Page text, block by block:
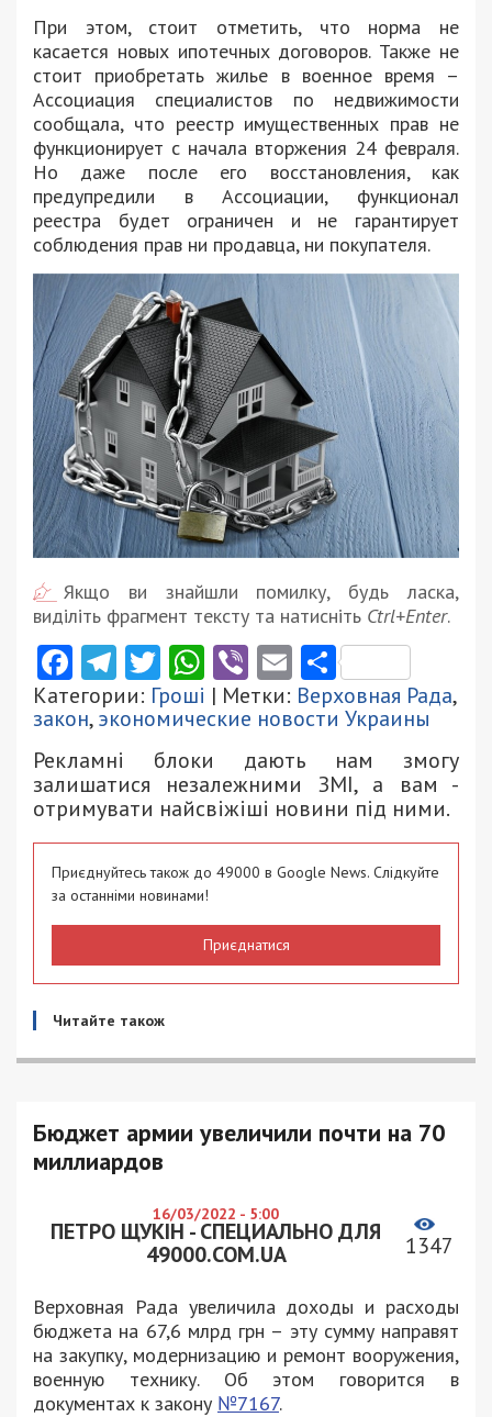
При этом, стоит отметить, что норма не
касается новых ипотечных договоров. Также не
стоит приобретать жилье в военное время –
Ассоциация специалистов по недвижимости
сообщала, что реестр имущественных прав не
функционирует с начала вторжения 24 февраля.
Но даже после его восстановления, как
предупредили в Ассоциации, функционал
реестра будет ограничен и не гарантирует
соблюдения прав ни продавца, ни покупателя.
Якщо ви знайшли помилку, будь ласка,
виділіть фрагмент тексту та натисніть Ctrl+Enter.
Facebook
Telegram
Twitter
WhatsApp
ViberEmail
Категории: Гроші | Метки: Верховная Рада,
закон,экономические новости Украины
Рекламні блоки дають нам змогу
залишатися незалежними ЗМІ, а вам -
отримувати найсвіжіші новини під ними.
Приєднуйтесь також до 49000 в Google News. Слідкуйте
за останніми новинами!
Приєднатися
Читайте також
Бюджет армии увеличили почти на 70
миллиардов
16/03/2022 - 5:00
ПЕТРО ЩУКІН - СПЕЦИАЛЬНО ДЛЯ
49000.COM.UA
1347
Верховная Рада увеличила доходы и расходы
бюджета на 67,6 млрд грн – эту сумму направят
на закупку, модернизацию и ремонт вооружения,
военную технику. Об этом говорится в
документах к закону №7167.